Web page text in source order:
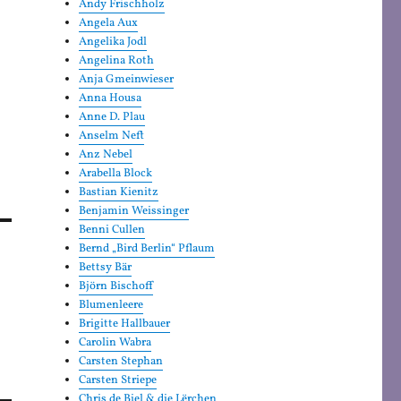
Andy Frischholz
Angela Aux
Angelika Jodl
Angelina Roth
Anja Gmeinwieser
Anna Housa
Anne D. Plau
Anselm Neft
Anz Nebel
Arabella Block
Bastian Kienitz
Benjamin Weissinger
Benni Cullen
Bernd „Bird Berlin“ Pflaum
Bettsy Bär
Björn Bischoff
Blumenleere
Brigitte Hallbauer
Carolin Wabra
Carsten Stephan
Carsten Striepe